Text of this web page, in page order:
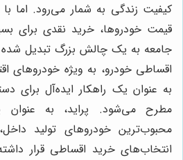
کیفیت زندگی به شمار می‌رود. اما با
قیمت خودروها، خرید نقدی برای
جامعه به یک چالش بزرگ تبدیل
اقساطی خودرو، به ویژه خودروهای
به عنوان یک راهکار ایده‌آل برای
مطرح می‌شود. پراید، به عنوان
محبوب‌ترین خودروهای تولید
انتخاب‌های خرید اقساطی قرار